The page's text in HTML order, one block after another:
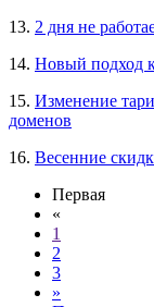
13. 2 дня не
14. Новый подход
15. Изменение
доменов
16. Весенние
Первая
«
1
2
3
»